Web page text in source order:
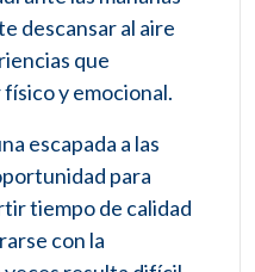
descansar al aire
que
y emocional.
escapada a las
para
tiempo de calidad
con la